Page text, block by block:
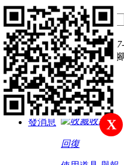
1
主題
5
帖子
51
積分
註冊會員
積分
51
發消息
電梯直達
樓主
發表於
收10-100百人
收藏
回復
X